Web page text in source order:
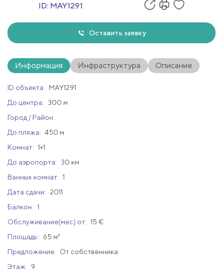
ID: MAY1291
Оставить заявку
Информация Инфраструктура Описание
ID объекта:
MAY1291
До центра:
300 м
Город / Район:
До пляжа: 450 м
Комнат: 1+1
До аэропорта:
30 км
Ванных комнат: 1
Дата сдачи:
2011
Балкон: 1
Обслуживание(мес) от: 15 €
Площадь:
65 м²
Предложение:
От собственника
Этаж:
9